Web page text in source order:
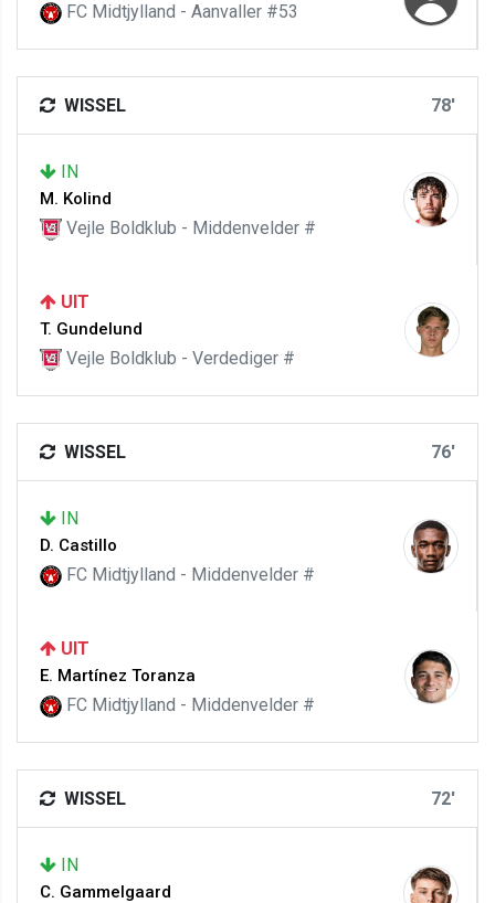
FC Midtjylland - Aanvaller #53
WISSEL 78'
IN
M. Kolind
Vejle Boldklub - Middenvelder #
UIT
T. Gundelund
Vejle Boldklub - Verdediger #
WISSEL 76'
IN
D. Castillo
FC Midtjylland - Middenvelder #
UIT
E. Martínez Toranza
FC Midtjylland - Middenvelder #
WISSEL 72'
IN
C. Gammelgaard